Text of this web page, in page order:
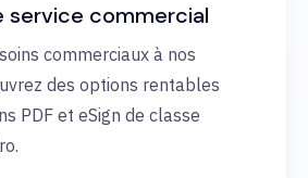
service commercial
commerciaux à nos
des options rentables
PDF et eSign de classe